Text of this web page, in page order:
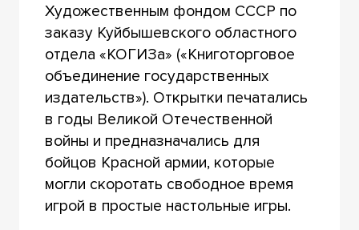
Художественным фондом СССР по
заказу Куйбышевского областного
отдела «КОГИЗа» («Книготорговое
объединение государственных
издательств»). Открытки печатались
в годы Великой Отечественной
войны и предназначались для
бойцов Красной армии, которые
могли скоротать свободное время
игрой в простые настольные игры.